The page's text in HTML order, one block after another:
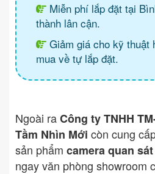
Miễn phí lắp đặt tại
thành lân cận.
Giảm giá cho kỹ thuật
mua về tự lắp đặt.
Ngoài raCông ty TNHH
Tầm Nhìn Mới còn cung
sản phẩm camera quan sát
ngay văn phòng showroom